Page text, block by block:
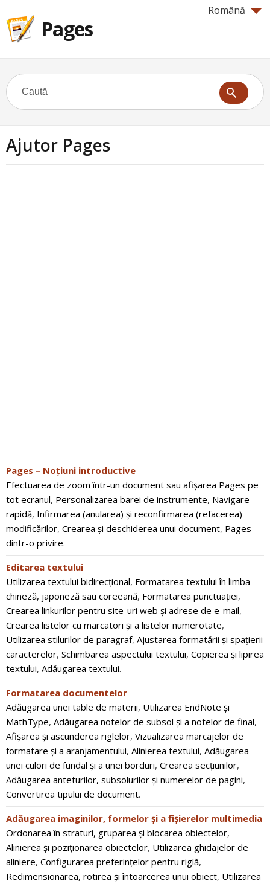
Română
Pages
Ajutor Pages
Pages – Noțiuni introductive
Efectuarea de zoom într-un document sau afișarea Pages pe
tot ecranul, Personalizarea barei de instrumente, Navigare
rapidă, Infirmarea (anularea) și reconfirmarea (refacerea)
modificărilor, Crearea și deschiderea unui document, Pages
dintr-o privire.
Editarea textului
Utilizarea textului bidirecțional, Formatarea textului în limba
chineză, japoneză sau coreeană, Formatarea punctuației,
Crearea linkurilor pentru site-uri web și adrese de e-mail,
Crearea listelor cu marcatori și a listelor numerotate,
Utilizarea stilurilor de paragraf, Ajustarea formatării și spațierii
caracterelor, Schimbarea aspectului textului, Copierea și lipirea
textului, Adăugarea textului.
Formatarea documentelor
Adăugarea unei table de materii, Utilizarea EndNote și
MathType, Adăugarea notelor de subsol și a notelor de final,
Afișarea și ascunderea riglelor, Vizualizarea marcajelor de
formatare și a aranjamentului, Alinierea textului, Adăugarea
unei culori de fundal și a unei borduri, Crearea secțiunilor,
Adăugarea anteturilor, subsolurilor și numerelor de pagini,
Convertirea tipului de document.
Adăugarea imaginilor, formelor și a fișierelor multimedia
Ordonarea în straturi, gruparea și blocarea obiectelor,
Alinierea și poziționarea obiectelor, Utilizarea ghidajelor de
aliniere, Configurarea preferințelor pentru riglă,
Redimensionarea, rotirea și întoarcerea unui obiect, Utilizarea